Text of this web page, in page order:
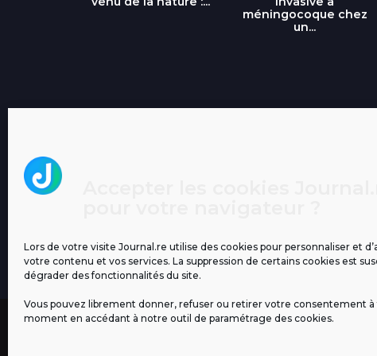
Lors de votre visite Journal.re utilise des cookies pour personnaliser et
votre contenu et vos services. La suppression de certains cookies est
dégrader des fonctionnalités du site.
Vous pouvez librement donner, refuser ou retirer votre consentement
moment en accédant à notre outil de paramétrage des cookies.
méningocoque chez
un...
MENTIONS LÉGALES PUBLICITÉ BLOG NOS